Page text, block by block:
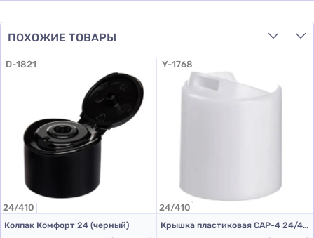
ПОХОЖИЕ ТОВАРЫ
D-1821
24/410
Колпак Комфорт 24 (черный)
Y-1768
24/410
Крышка пластиковая CAP-4 24/410 (белая)